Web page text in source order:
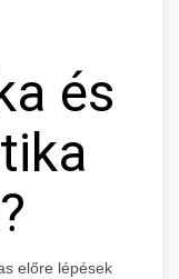
és
előre lépések